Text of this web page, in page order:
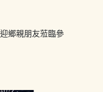
鄉親朋友蒞臨參